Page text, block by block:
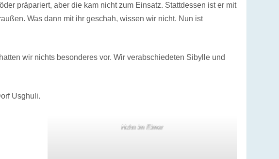
präpariert, aber die kam nicht zum Einsatz. Stattdessen ist er mit
Was dann mit ihr geschah, wissen wir nicht. Nun ist
wir nichts besonderes vor. Wir verabschiedeten Sibylle und
Usghuli.
Huhn im Eimer